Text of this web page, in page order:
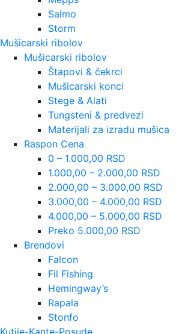
Salmo
Storm
Mušicarski ribolov
Mušicarski ribolov
Štapovi & čekrci
Mušicarski konci
Stege & Alati
Tungsteni & predvezi
Materijali za izradu mušica
Raspon Cena
0 – 1.000,00 RSD
1.000,00 – 2.000,00 RSD
2.000,00 – 3.000,00 RSD
3.000,00 – 4.000,00 RSD
4.000,00 – 5.000,00 RSD
Preko 5.000,00 RSD
Brendovi
Falcon
Fil Fishing
Hemingway’s
Rapala
Stonfo
Kutije-Kante-Posude